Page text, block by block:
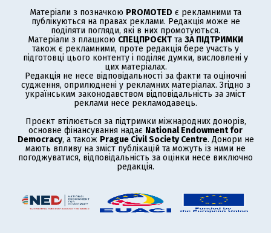
Матеріали з позначкою PROMOTED є рекламними та
публікуються на правах реклами. Редакція може не
поділяти погляди, які в них промотуються.
Матеріали з плашкою СПЕЦПРОЄКТ та ЗА ПІДТРИМКИ
також є рекламними, проте редакція бере участь у
підготовці цього контенту і поділяє думки, висловлені у
цих матеріалах.
Редакція не несе відповідальності за факти та оціночні
судження, оприлюднені у рекламних матеріалах. Згідно з
українським законодавством відповідальність за зміст
реклами несе рекламодавець.
Проєкт втілюється за підтримки міжнародних донорів,
основне фінансування надає National Endowment for
Democracy, а також Prague Civil Society Centre. Донори не
мають впливу на зміст публікацій та можуть із ними не
погоджуватися, відповідальність за оцінки несе виключно
редакція.